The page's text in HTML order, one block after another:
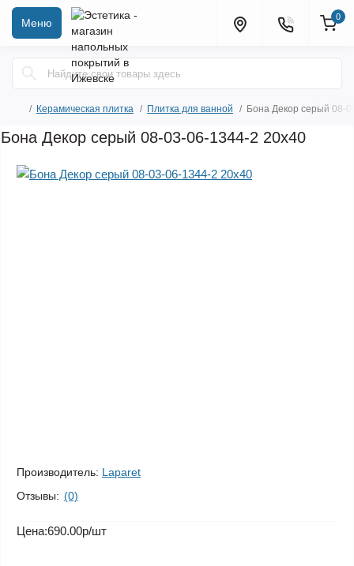
Меню 0
Керамическая плитка Плитка для ванной Бона Декор серый 08-
Бона Декор серый 08-03-06-1344-2 20х40
Производитель: Laparet
Отзывы: (0)
Цена:690.00р/шт